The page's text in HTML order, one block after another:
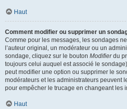
Haut
Comment modifier ou supprimer un
Comme pour les messages, les sondages
l’auteur original, un modérateur ou un
sondage, cliquez sur le bouton Modifierdu
toujours celui auquel est associé le
peut modifier une option ou supprimer le
modérateurs et les administrateurs peuvent
pour empêcher le trucage en changeant les
Haut